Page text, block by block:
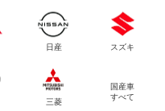
日産 スズキ
三菱
国産車
すべて